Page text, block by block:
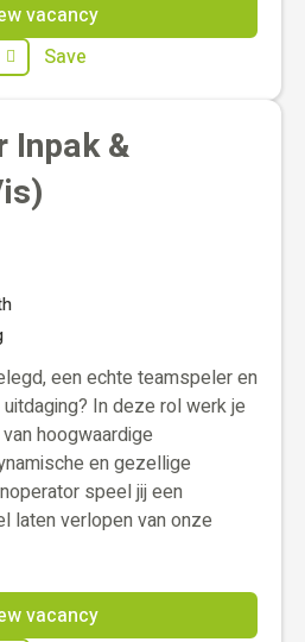
vacancy
Save
Inpak &
een echte teamspeler en
In deze rol werk je
hoogwaardige
en gezellige
speel jij een
laten verlopen van onze
vacancy